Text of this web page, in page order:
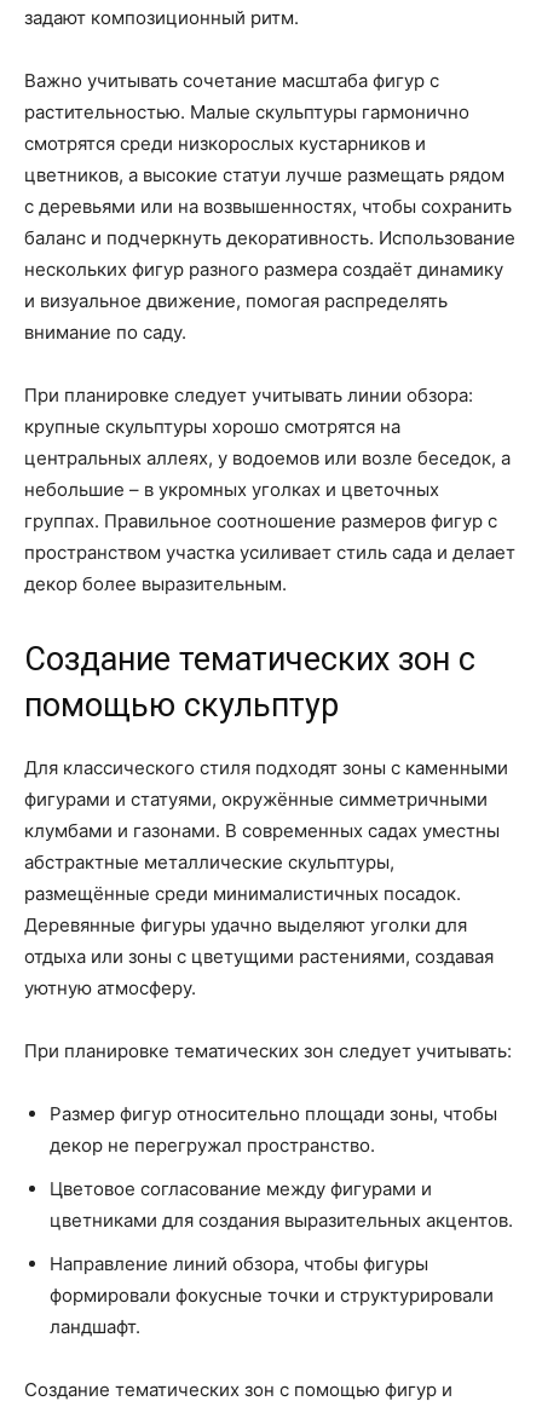
задают композиционный ритм.
Важно учитывать сочетание масштаба фигур с
растительностью. Малые скульптуры гармонично
смотрятся среди низкорослых кустарников и
цветников, а высокие статуи лучше размещать рядом
с деревьями или на возвышенностях, чтобы сохранить
баланс и подчеркнуть декоративность. Использование
нескольких фигур разного размера создаёт динамику
и визуальное движение, помогая распределять
внимание по саду.
При планировке следует учитывать линии обзора:
крупные скульптуры хорошо смотрятся на
центральных аллеях, у водоемов или возле беседок, а
небольшие – в укромных уголках и цветочных
группах. Правильное соотношение размеров фигур с
пространством участка усиливает стиль сада и делает
декор более выразительным.
Создание тематических зон с
помощью скульптур
Для классического стиля подходят зоны с каменными
фигурами и статуями, окружённые симметричными
клумбами и газонами. В современных садах уместны
абстрактные металлические скульптуры,
размещённые среди минималистичных посадок.
Деревянные фигуры удачно выделяют уголки для
отдыха или зоны с цветущими растениями, создавая
уютную атмосферу.
При планировке тематических зон следует учитывать:
Размер фигур относительно площади зоны, чтобы
декор не перегружал пространство.
Цветовое согласование между фигурами и
цветниками для создания выразительных акцентов.
Направление линий обзора, чтобы фигуры
формировали фокусные точки и структурировали
ландшафт.
Создание тематических зон с помощью фигур и